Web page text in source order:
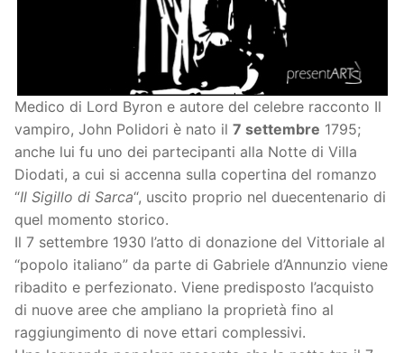
Medico di Lord Byron e autore del celebre racconto Il
vampiro, John Polidori è nato il 7 settembre 1795;
anche lui fu uno dei partecipanti alla Notte di Villa
Diodati, a cui si accenna sulla copertina del romanzo
“Il Sigillo di Sarca“, uscito proprio nel duecentenario di
quel momento storico.
Il 7 settembre 1930 l’atto di donazione del Vittoriale al
“popolo italiano” da parte di Gabriele d’Annunzio viene
ribadito e perfezionato. Viene predisposto l’acquisto
di nuove aree che ampliano la proprietà fino al
raggiungimento di nove ettari complessivi.